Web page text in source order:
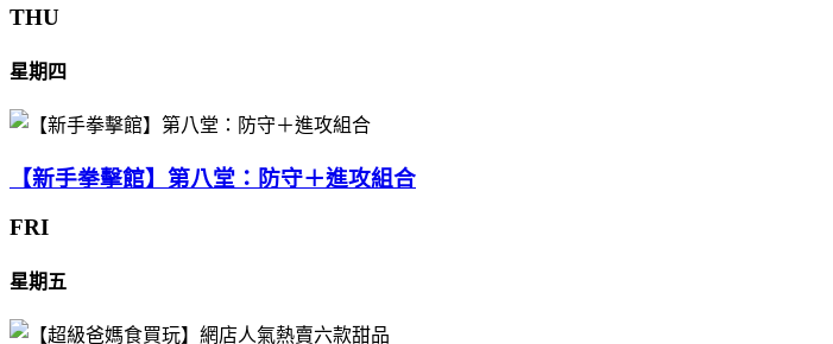
THU
星期四
【新手拳擊館】第八堂：防守＋進攻組合
FRI
星期五